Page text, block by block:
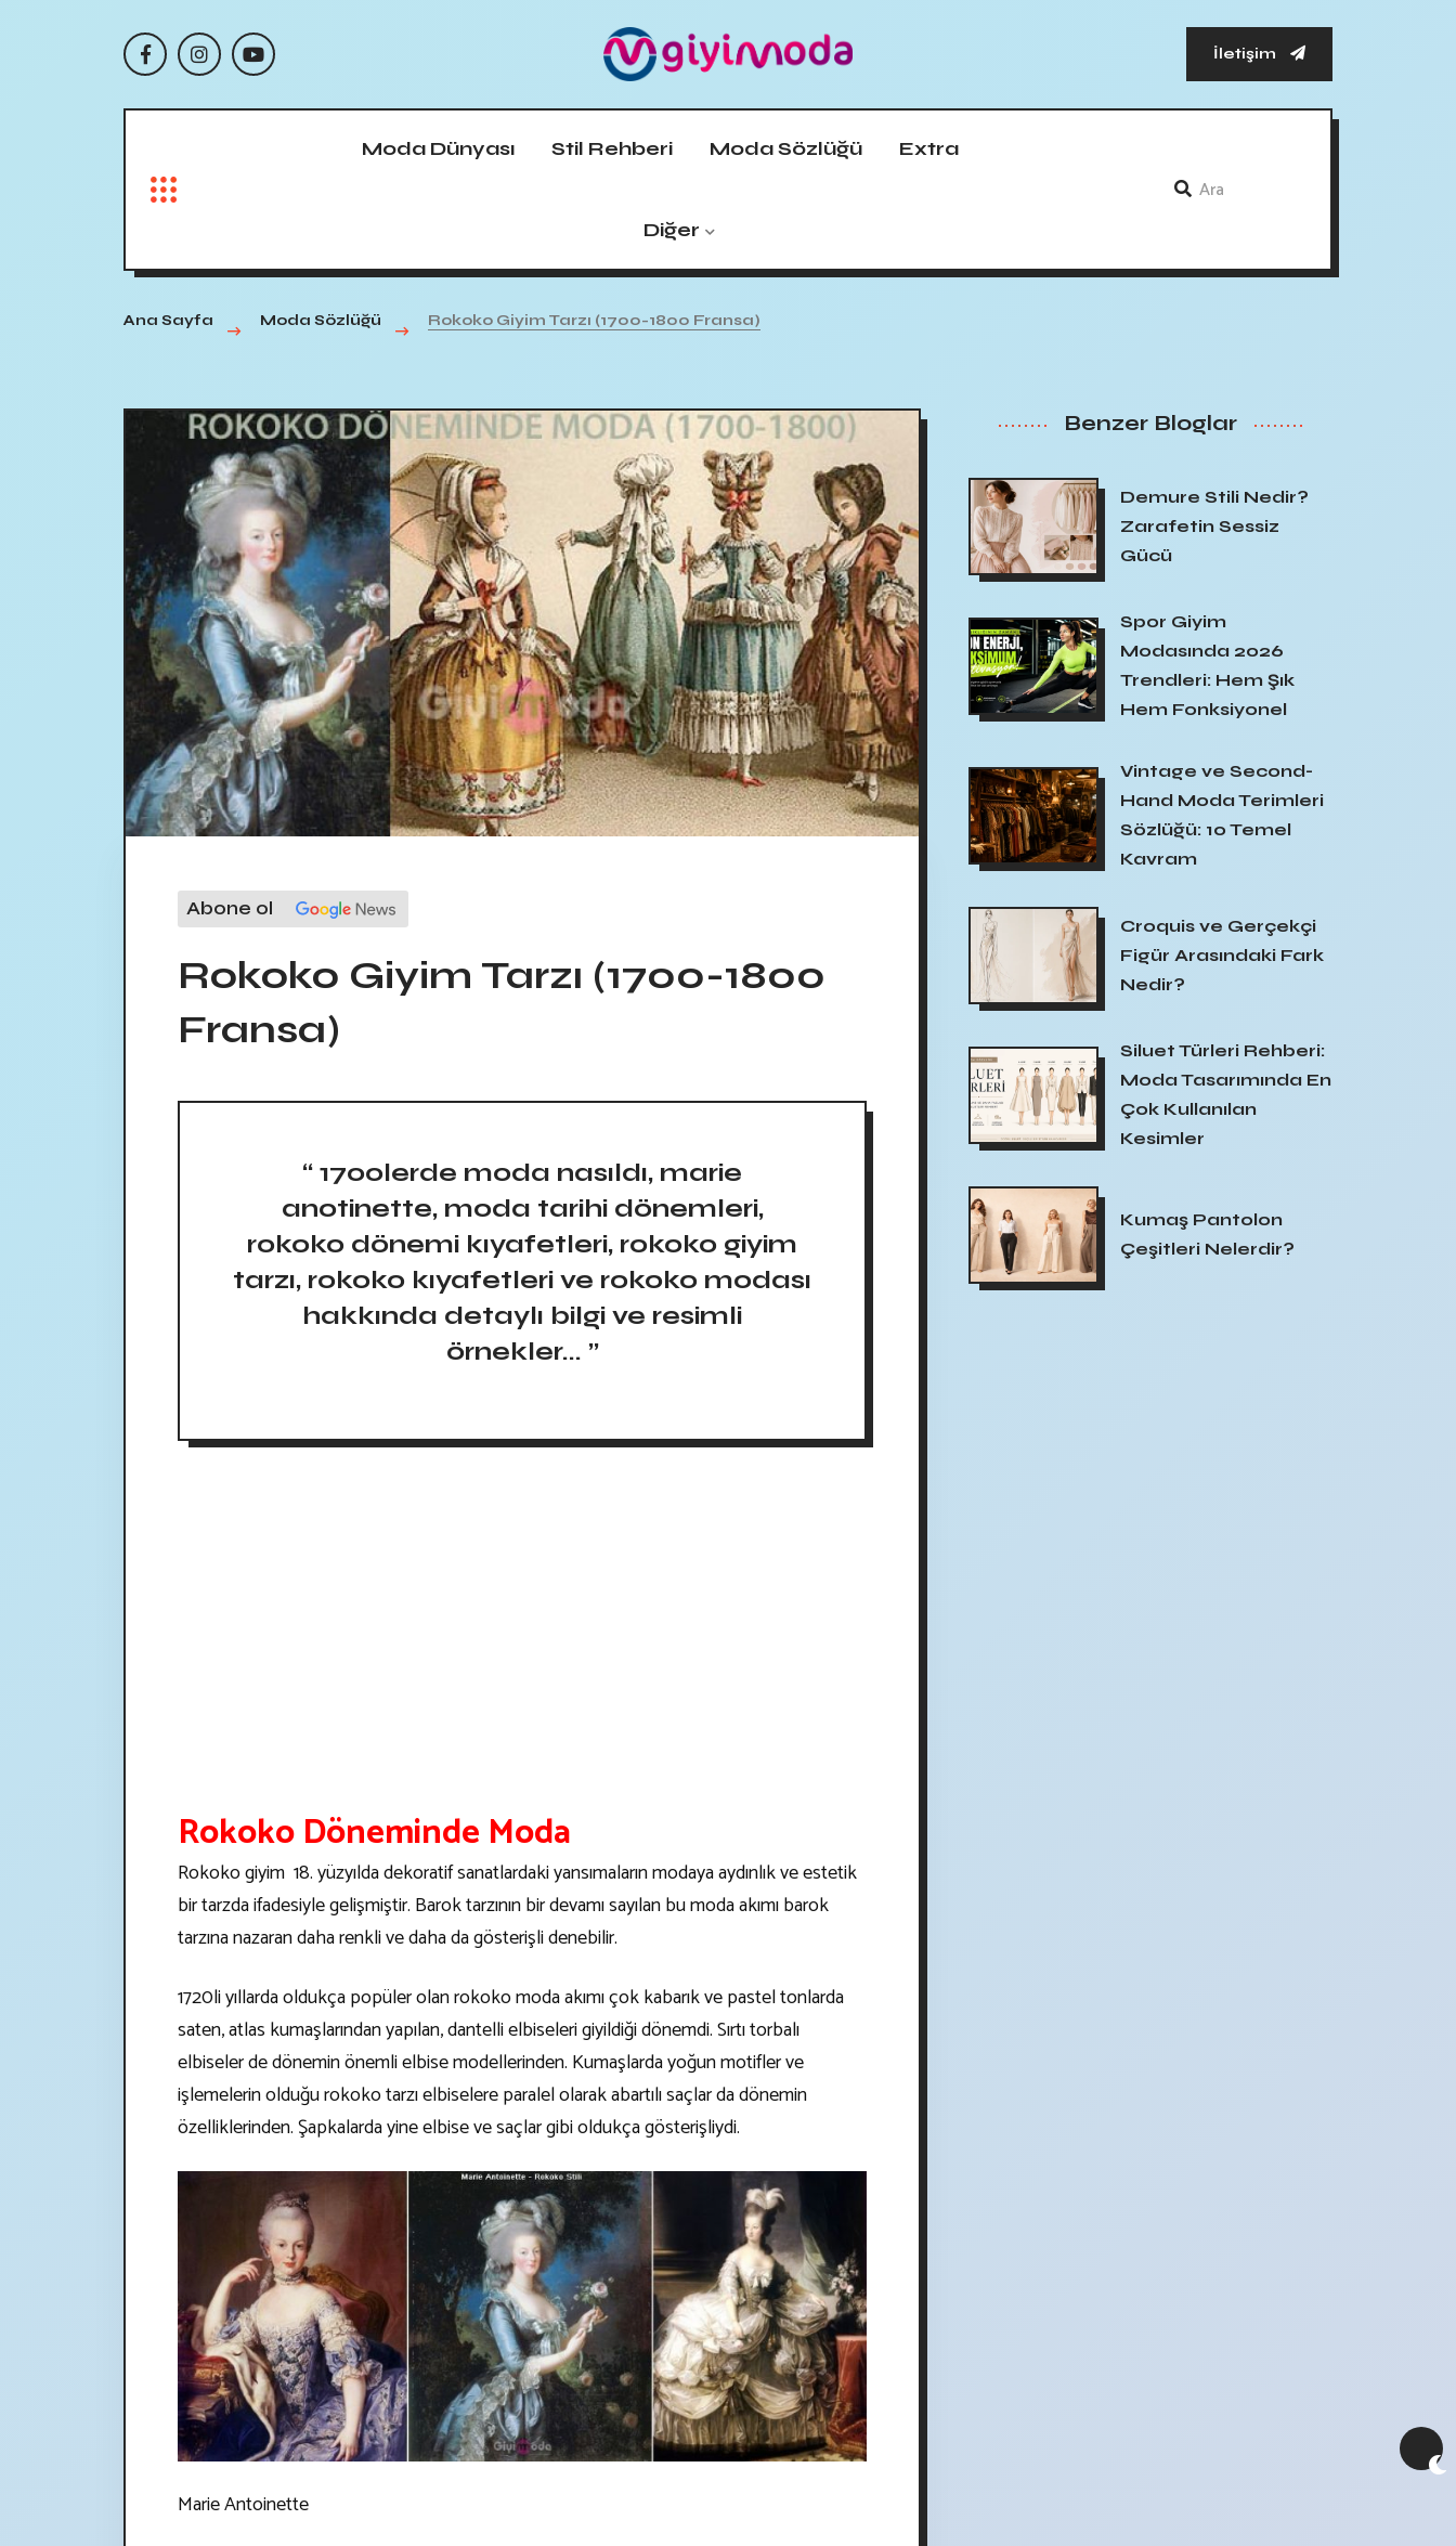
İletişim
Moda Dünyası Stil Rehberi Moda Sözlüğü Extra
Diğer
Ana Sayfa Moda Sözlüğü Rokoko Giyim Tarzı (1700-1800 Fransa)
Abone ol
Rokoko Giyim Tarzı (1700-1800
Fransa)
“ 1700lerde moda nasıldı, marie
anotinette, moda tarihi dönemleri,
rokoko dönemi kıyafetleri, rokoko giyim
tarzı, rokoko kıyafetleri ve rokoko modası
hakkında detaylı bilgi ve resimli
örnekler... ”
Rokoko Döneminde Moda
Rokoko giyim 18. yüzyılda dekoratif sanatlardaki yansımaların modaya aydınlık ve estetik
bir tarzda ifadesiyle gelişmiştir. Barok tarzının bir devamı sayılan bu moda akımı barok
tarzına nazaran daha renkli ve daha da gösterişli denebilir.
1720li yıllarda oldukça popüler olan rokoko moda akımı çok kabarık ve pastel tonlarda
saten, atlas kumaşlarından yapılan, dantelli elbiseleri giyildiği dönemdi. Sırtı torbalı
elbiseler de dönemin önemli elbise modellerinden. Kumaşlarda yoğun motifler ve
işlemelerin olduğu rokoko tarzı elbiselere paralel olarak abartılı saçlar da dönemin
özelliklerinden. Şapkalarda yine elbise ve saçlar gibi oldukça gösterişliydi.
Marie Antoinette
Benzer Bloglar
Demure Stili Nedir?
Zarafetin Sessiz
Gücü
Spor Giyim
Modasında 2026
Trendleri: Hem Şık
Hem Fonksiyonel
Vintage ve Second-
Hand Moda Terimleri
Sözlüğü: 10 Temel
Kavram
Croquis ve Gerçekçi
Figür Arasındaki Fark
Nedir?
Siluet Türleri Rehberi:
Moda Tasarımında En
Çok Kullanılan
Kesimler
Kumaş Pantolon
Çeşitleri Nelerdir?